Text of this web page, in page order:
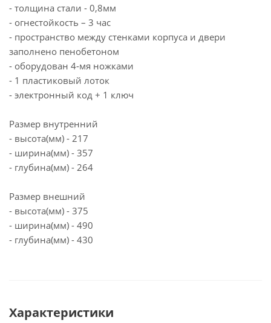
- толщина стали - 0,8мм
- огнестойкость – 3 час
- пространство между стенками корпуса и двери
заполнено пенобетоном
- оборудован 4-мя ножками
- 1 пластиковый лоток
- электронный код + 1 ключ
Размер внутренний
- высота(мм) - 217
- ширина(мм) - 357
- глубина(мм) - 264
Размер внешний
- высота(мм) - 375
- ширина(мм) - 490
- глубина(мм) - 430
Характеристики